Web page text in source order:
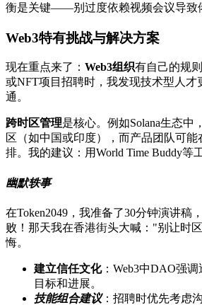
衡是关键——别过度依赖视频会议导致
Web3特有挑战与解决方案
现在重点来了： Web3组织有自己的规
或NFT项目招聘时，我发现技术型人才
通。
跨时区管理是核心。例如Solana生态中
区（如中国或印度），而产品团队可
排。我的建议：用World Time Buddy等
幽默轶事
在Token2049，我准备了30分钟演讲稿
败！那天我在香港街头大喊："别让时
悔。
建立信任文化：Web3中DAO强
目标和进展。
技能组合建议：招聘时优先考虑